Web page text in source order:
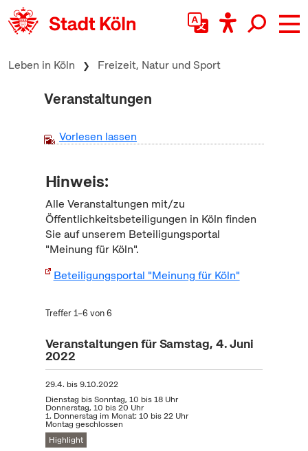
zum Inhalt springen
Leben in Köln Freizeit, Natur und Sport
Veranstaltungen
Vorlesen lassen
Hinweis:
Alle Veranstaltungen mit/zu
Öffentlichkeitsbeteiligungen in Köln finden
Sie auf unserem Beteiligungsportal
"Meinung für Köln".
Beteiligungsportal "Meinung für Köln"
Treffer 1–6 von 6
Veranstaltungen für Samstag, 4. Juni
2022
29.4. bis9.10.2022
Dienstag bis Sonntag, 10 bis 18 Uhr
Donnerstag, 10 bis 20 Uhr
1. Donnerstag im Monat: 10 bis 22 Uhr
Montag geschlossen
Highlight